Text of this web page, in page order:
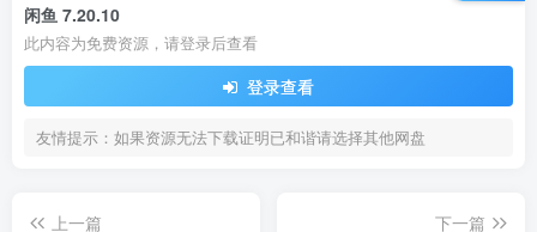
闲鱼 7.20.10
此内容为免费资源，请登录后查看
登录查看
友情提示：如果资源无法下载证明已和谐请选择其他网盘
上一篇
下一篇